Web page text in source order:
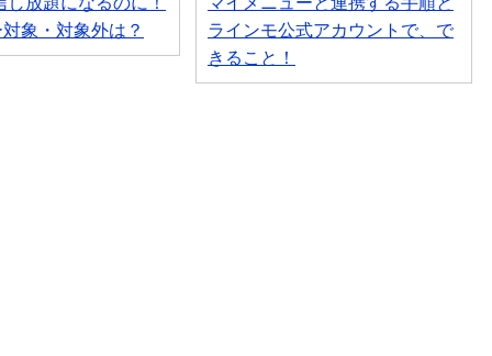
象・対象外は？
ラインモ公式アカウントで、で
きること！